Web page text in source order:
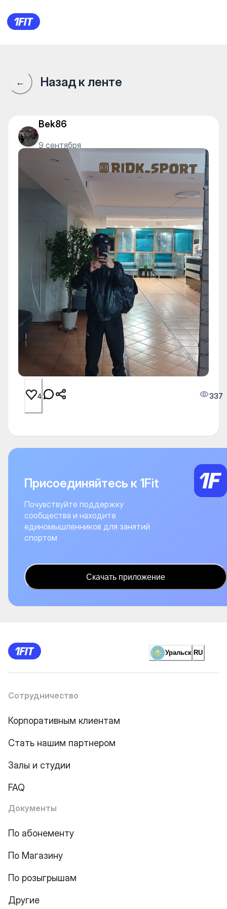
Сообщество 1Fit · 1Fit
← Назад к ленте
Bek86
9 сентября
4 337
Присоединяйтесь к 1Fit
Почувствуйте поддержку
сообщества и находите
единомышленников для занятий
спортом
Скачать приложение
Уральск RU
Сотрудничество
Корпоративным клиентам
Стать нашим партнером
Залы и студии
FAQ
Документы
По абонементу
По Магазину
По розыгрышам
Другие